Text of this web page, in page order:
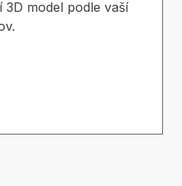
model podle vaší